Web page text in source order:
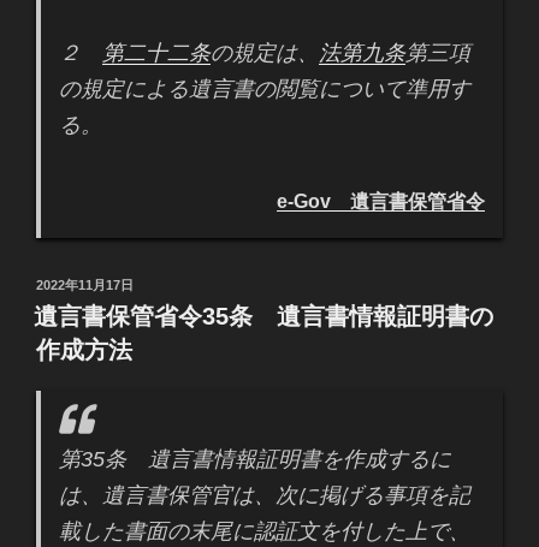
２ 第二十二条の規定は、 法第九条第三項
の規定による遺言書の閲覧について準用す
る。
e-Gov 遺言書保管省令
投
稿
日:
2022年11月17日
遺言書保管省令35条 遺言書情報証明書の
作成方法
第35条 遺言書情報証明書を作成するに
は、遺言書保管官は、次に掲げる事項を記
載した書面の末尾に認証文を付した上で、